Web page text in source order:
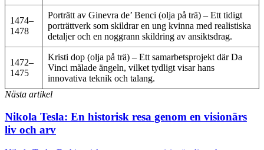
1474–
1478
Porträtt av Ginevra de’ Benci (olja på trä) – Ett tidigt
porträttverk som skildrar en ung kvinna med realistiska
detaljer och en noggrann skildring av ansiktsdrag.
1472–
1475
Kristi dop (olja på trä) – Ett samarbetsprojekt där Da
Vinci målade ängeln, vilket tydligt visar hans
innovativa teknik och talang.
Nästa artikel
Nikola Tesla: En historisk resa genom en visionärs
liv och arv